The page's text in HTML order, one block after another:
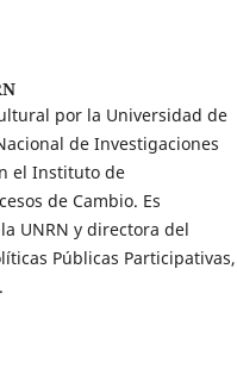
por la Universidad de
de Investigaciones
el Instituto de
de Cambio. Es
UNRN y directora del
Públicas Participativas,